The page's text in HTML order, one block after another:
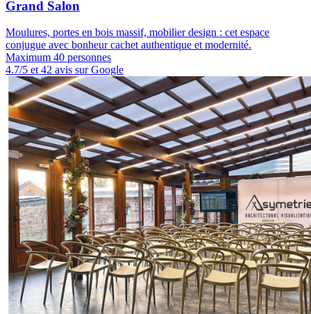
Grand Salon
Moulures, portes en bois massif, mobilier design : cet espace
conjugue avec bonheur cachet authentique et modernité.
Maximum 40 personnes
4.7/5 et 42 avis sur Google